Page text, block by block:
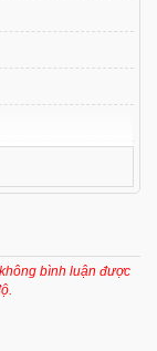
bình luận được